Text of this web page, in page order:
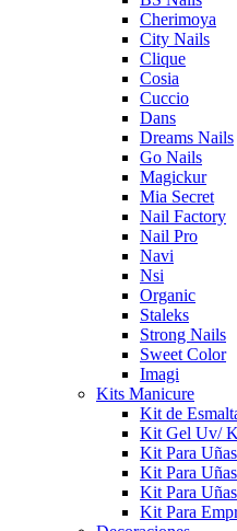
Cherimoya
City Nails
Clique
Cosia
Cuccio
Dans
Dreams Nails
Go Nails
Magickur
Mia Secret
Nail Factory
Nail Pro
Navi
Nsi
Organic
Staleks
Strong Nails
Sweet Color
Imagi
Kits Manicure
Kit de
Kit Gel Uv/
Kit Para
Kit Para
Kit Para
Kit Para